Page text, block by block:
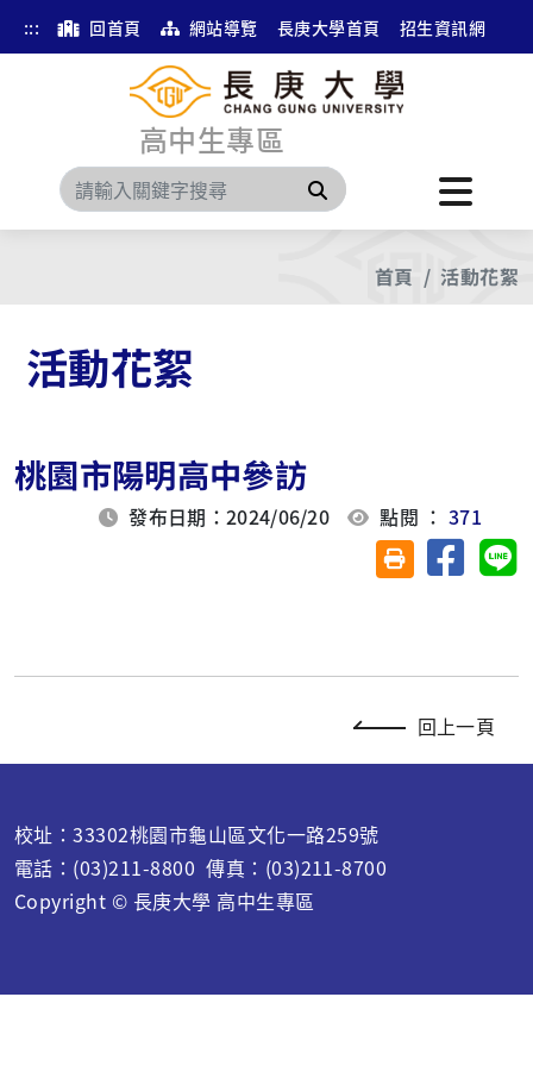
::: 回首頁 網站導覽 長庚大學首頁 招生資訊網
高中生專區
搜尋
首頁 活動花絮
活動花絮
桃園市陽明高中參訪
發布日期：2024/06/20 點閱 ：371
友善列印(另開視
分享至
回上一頁
校址：33302桃園市龜山區文化一路259號
電話：(03)211-8800 傳真：(03)211-8700
Copyright © 長庚大學 高中生專區